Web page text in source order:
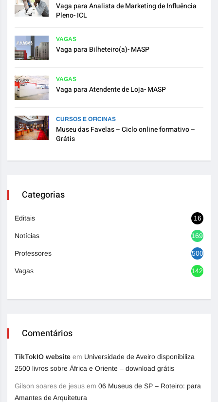
Vaga para Analista de Marketing de Influência
Pleno- ICL
VAGAS
Vaga para Bilheteiro(a)- MASP
VAGAS
Vaga para Atendente de Loja- MASP
CURSOS E OFICINAS
Museu das Favelas – Ciclo online formativo –
Grátis
Categorias
Editais 16
Notícias 1693
Professores 500
Vagas 1420
Comentários
TikTokIO website em Universidade de Aveiro disponibiliza
2500 livros sobre África e Oriente – download grátis
Gilson soares de jesus em 06 Museus de SP – Roteiro: para
Amantes de Arquitetura